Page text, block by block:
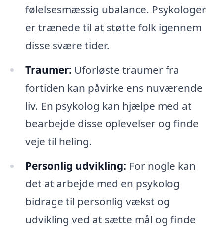
følelsesmæssig ubalance. Psykologer
er trænede til at støtte folk igennem
disse svære tider.
Traumer: Uforløste traumer fra
fortiden kan påvirke ens nuværende
liv. En psykolog kan hjælpe med at
bearbejde disse oplevelser og finde
veje til heling.
Personlig udvikling: For nogle kan
det at arbejde med en psykolog
bidrage til personlig vækst og
udvikling ved at sætte mål og finde